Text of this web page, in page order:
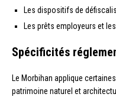
Les dispositifs de
Les prêts employeurs et
Spécificités
Le Morbihan applique
patrimoine naturel et